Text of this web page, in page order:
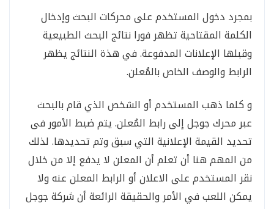
بمجرد دخول المستخدم على محركات البحث وإدخال
الكلمة المقتاحية تظهر فورا نتائج البحث الطبيعية
وقبلها الإعلانات المدفوعة. في هذة النتائج يظهر
الرابط والوصف الخاص بالمُعلن.
و كلما ذهب المستخدم أو الشخص الذي قام بالبحث
عبر محرك جوجل إلى رابط المُعلن. يتم ضبط الأمور فى
تحديد القيمة الإعلانية التي سبق وتم تحديدها. لذلك
من المهم هنا أن تعلم أن المعلن لا يدفع إلا من خلال
نقر المستخدم على الاعلان أو الرابط المعلن عنه ولا
يمكن اللعب في الأمر والحقيقة الرائعة أن شركة جوجل